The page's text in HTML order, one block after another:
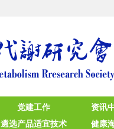
党建工作
资讯
遴选产品适宜技术 健康